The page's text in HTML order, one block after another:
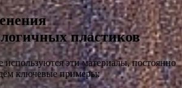
пластиков
используются эти материалы, постоянно
ключевые примеры: